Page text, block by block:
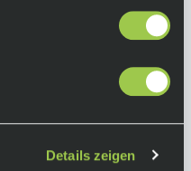
Details zeigen